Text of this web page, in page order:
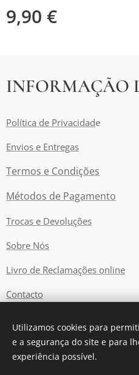
9,90 €
INFORMAÇÃO
Política de Privacidade
Envios e Entregas
Termos e Condições
Métodos de Pagamento
Trocas e Devoluções
Sobre Nós
Livro de Reclamações online
Contacto
Utilizamos cookies para
e a segurança do site e para
experiência possível.